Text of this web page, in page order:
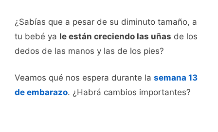
¿Sabías que a pesar de su diminuto tamaño, a
tu bebé ya le están creciendo las uñas de los
dedos de las manos y las de los pies?
Veamos qué nos espera durante la semana 13
de embarazo. ¿Habrá cambios importantes?